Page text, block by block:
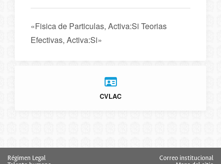
«Fisica de Particulas, Activa:Si Teorias
Efectivas, Activa:Si»
CVLAC
Régimen Legal
Correo institucional